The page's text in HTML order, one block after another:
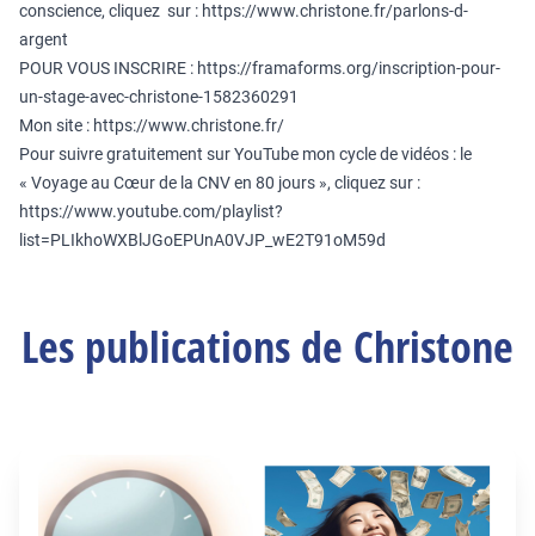
conscience, cliquez sur : https://www.christone.fr/parlons-d-
argent
POUR VOUS INSCRIRE : https://framaforms.org/inscription-pour-
un-stage-avec-christone-1582360291
Mon site : https://www.christone.fr/
Pour suivre gratuitement sur YouTube mon cycle de vidéos : le
« Voyage au Cœur de la CNV en 80 jours », cliquez sur :
https://www.youtube.com/playlist?
list=PLIkhoWXBlJGoEPUnA0VJP_wE2T91oM59d
Les publications de Christone